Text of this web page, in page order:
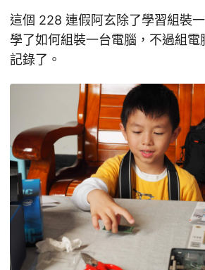
這個 228 連假阿玄除了學習組裝
學了如何組裝一台電腦，不過組電
記錄了。